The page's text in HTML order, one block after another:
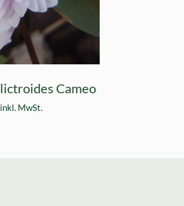
Cameo
inkl. MwSt.